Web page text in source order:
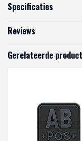
Specificaties
Reviews
Gerelateerde